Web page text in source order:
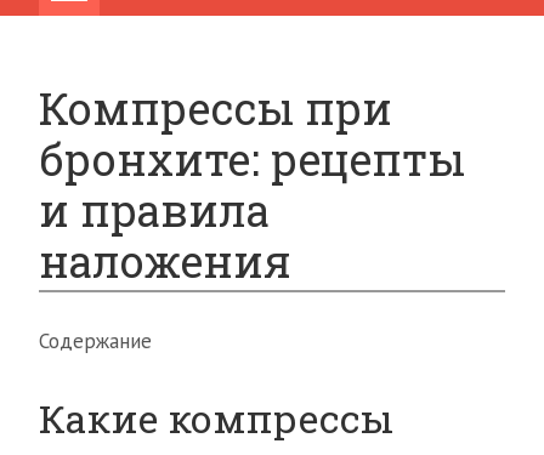
Компрессы при
бронхите: рецепты
и правила
наложения
Содержание
Какие компрессы